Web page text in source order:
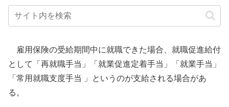
雇用保険の受給期間中に就職できた場合、就職促進給付
として「再就職手当」「就業促進定着手当」「就業手当」
「常用就職支度手当 」というのが支給される場合があ
る。